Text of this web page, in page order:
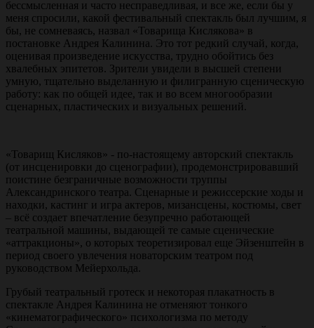
бессмысленная и часто несправедливая, и все же, если бы у
меня спросили, какой фестивальный спектакль был лучшим, я
бы, не сомневаясь, назвал «Товарища Кислякова» в
постановке Андрея Калинина. Это тот редкий случай, когда,
оценивая произведение искусства, трудно обойтись без
хвалебных эпитетов. Зрители увидели в высшей степени
умную, тщательно выделанную и филигранную сценическую
работу: как по общей идее, так и во всем многообразии
сценарных, пластических и визуальных решений.
«Товарищ Кисляков» - по-настоящему авторский спектакль
(от инсценировки до сценографии), продемонстрировавший
поистине безграничные возможности труппы
Александринского театра. Сценарные и режиссерские ходы и
находки, кастинг и игра актеров, мизансцены, костюмы, свет
– всё создает впечатление безупречно работающей
театральной машины, выдающей те самые сценические
«аттракционы», о которых теоретизировал еще Эйзенштейн в
период своего увлечения новаторским театром под
руководством Мейерхольда.
Грубый театральный гротеск и некоторая плакатность в
спектакле Андрея Калинина не отменяют тонкого
«кинематографического» психологизма по методу